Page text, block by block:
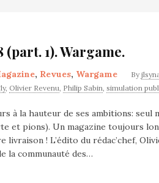
1). Wargame.
, Revues, Wargame By
, Olivier Revenu, Philip Sabin, simulation
à la hauteur de ses ambitions: seul
et pions). Un magazine toujours
livraison ! L’édito du rédac’chef,
la communauté des…